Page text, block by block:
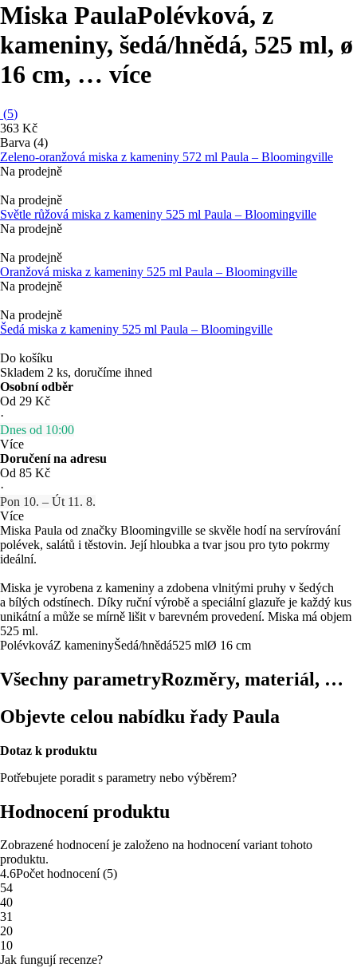
Miska PaulaPolévková, z
kameniny, šedá/hnědá, 525 ml, ø
16 cm, … více
(5)
363 Kč
Barva (4)
Zeleno-oranžová miska z kameniny 572 ml Paula – Bloomingville
Na prodejně
Na prodejně
Světle růžová miska z kameniny 525 ml Paula – Bloomingville
Na prodejně
Na prodejně
Oranžová miska z kameniny 525 ml Paula – Bloomingville
Na prodejně
Na prodejně
Šedá miska z kameniny 525 ml Paula – Bloomingville
Do košíku
Skladem 2 ks, doručíme ihned
Osobní odběr
Od 29 Kč
·
Dnes od 10:00
Více
Doručení na adresu
Od 85 Kč
·
Pon 10. – Út 11. 8.
Více
Miska Paula od značky Bloomingville se skvěle hodí na servírování
polévek, salátů i těstovin. Její hloubka a tvar jsou pro tyto pokrmy
ideální.
Miska je vyrobena z kameniny a zdobena vlnitými pruhy v šedých
a bílých odstínech. Díky ruční výrobě a speciální glazuře je každý kus
unikátní a může se mírně lišit v barevném provedení. Miska má objem
525 ml.
PolévkováZ kameninyŠedá/hnědá525 mlØ 16 cm
Všechny parametryRozměry, materiál, …
Objevte celou nabídku řady Paula
Dotaz k produktu
Potřebujete poradit s parametry nebo výběrem?
Hodnocení produktu
Zobrazené hodnocení je založeno na hodnocení variant tohoto
produktu.
4.6Počet hodnocení(5)
54
40
31
20
10
Jak fungují recenze?